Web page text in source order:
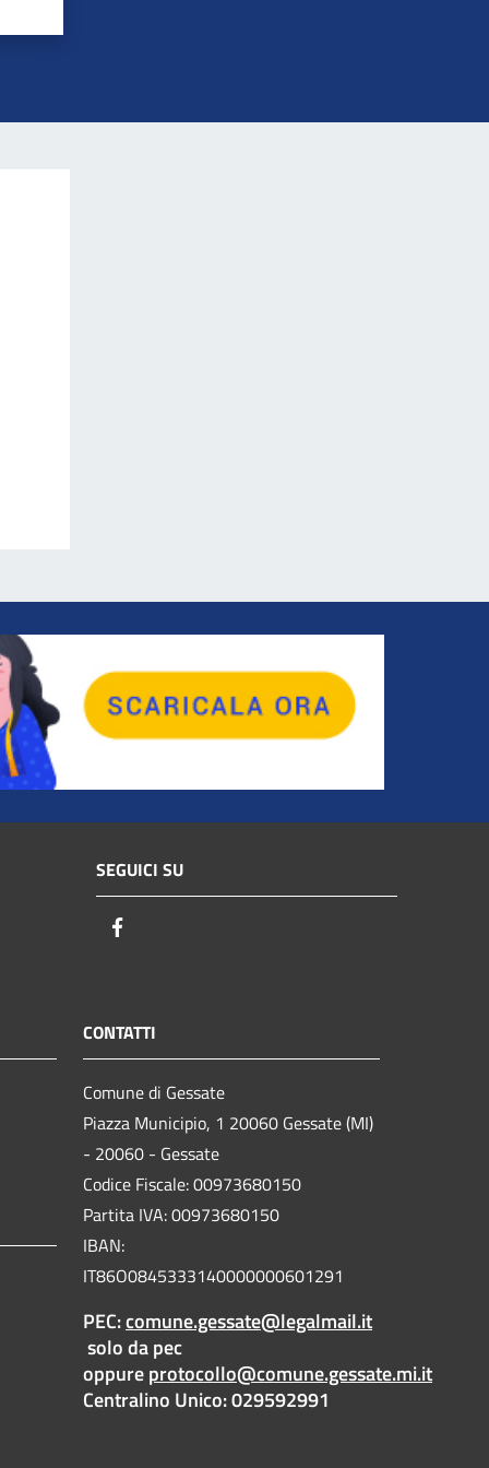
SEGUICI SU
CONTATTI
Comune di Gessate
Piazza Municipio, 1 20060 Gessate (MI)
- 20060 - Gessate
Codice Fiscale: 00973680150
Partita IVA: 00973680150
IBAN:
IT86O0845333140000000601291
PEC:comune.gessate@legalmail.it
solo da pec
oppureprotocollo@comune.gessate.mi.it
Centralino Unico: 029592991